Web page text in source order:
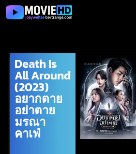
Death Is
All Around
(2023)
อยากตาย
อย่าตาย
มรณา
คาเฟ่